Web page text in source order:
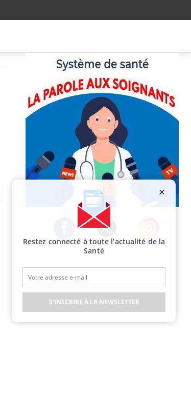
Facebook Twitter Instagram
Restez connecté à toute l’actualité de la
Santé
S'INSCRIRE À LA NEWSLETTER